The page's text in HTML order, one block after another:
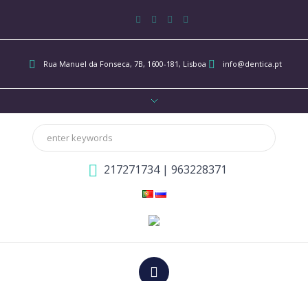
Rua Manuel da Fonseca, 7B, 1600-181, Lisboa info@dentica.pt
217271734 |963228371